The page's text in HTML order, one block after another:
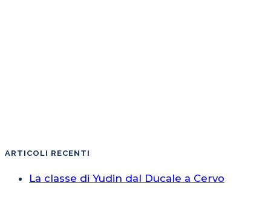
ARTICOLI RECENTI
La classe di Yudin dal Ducale a Cervo